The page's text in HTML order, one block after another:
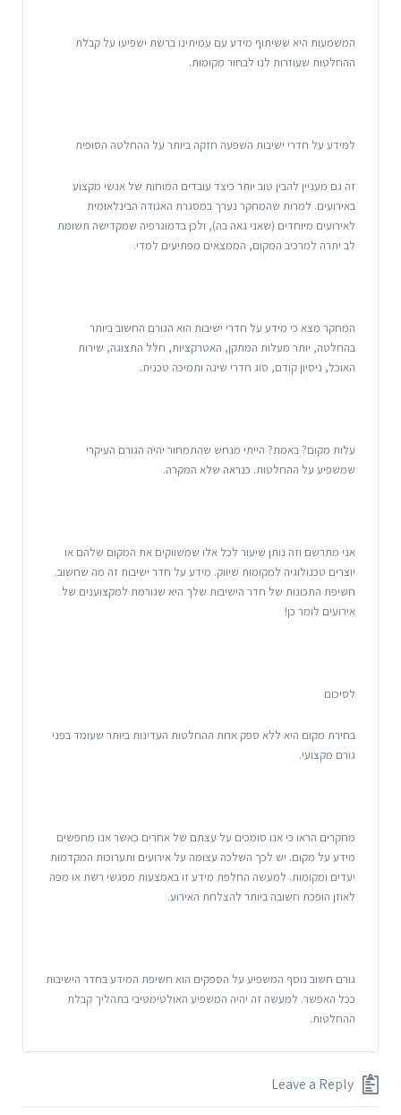
המשמעות היא ששיתוף מידע עם עמיתינו ברשת ישפיעו על קבלת
ההחלטות שעוזרות לנו לבחור מקומות.
למידע על חדרי ישיבות השפעה חזקה ביותר על ההחלטה הסופית
זה גם מעניין להבין טוב יותר כיצד עובדים המוחות של אנשי מקצוע
באירועים. למרות שהמחקר נערך במסגרת האגודה הבינלאומית
לאירועים מיוחדים (שאני גאה בה), ולכן בדמוגרפיה שמקדישה תשומת
לב יתרה למרכיב המקום, הממצאים מפתיעים למדי.
המחקר מצא כי מידע על חדרי ישיבות הוא הגורם החשוב ביותר
בהחלטה, יותר מעלות המתקן, האטרקציות, חלל התצוגה, שירות
האוכל, ניסיון קודם, סוג חדרי שינה ותמיכה טכנית.
עלות מקום? באמת? הייתי מנחש שהתמחור יהיה הגורם העיקרי
שמשפיע על ההחלטות. כנראה שלא המקרה.
אני מתרשם וזה נותן שיעור לכל אלו שמשווקים את המקום שלהם או
יוצרים טכנולוגיה למקומות שיווק. מידע על חדר ישיבות זה מה שחשוב.
חשיפת התכונות של חדר הישיבות שלך היא שגורמת למקצוענים של
אירועים לומר כן!
לסיכום
בחירת מקום היא ללא ספק אחת ההחלטות העדינות ביותר שעומד בפני
גורם מקצועי.
מחקרים הראו כי אנו סומכים על עצתם של אחרים כאשר אנו מחפשים
מידע על מקום. יש לכך השלכה עצומה על אירועים ותערוכות המקדמות
יעדים ומקומות. למעשה החלפת מידע זו באמצעות מפגשי רשת או מפה
לאוזן הופכת חשובה ביותר להצלחת האירוע.
גורם חשוב נוסף המשפיע על הספקים הוא חשיפת המידע בחדר הישיבות
ככל האפשר. למעשה זה יהיה המשפיע האולטימטיבי בתהליך קבלת
ההחלטות.
Leave a Reply